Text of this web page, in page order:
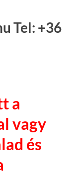
Tel: +36
a
vagy
és